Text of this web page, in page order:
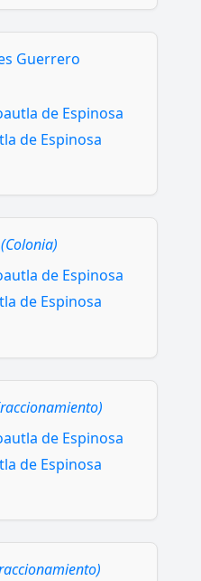
Guerrero
de Espinosa
de Espinosa
(Colonia)
de Espinosa
de Espinosa
de Espinosa
de Espinosa